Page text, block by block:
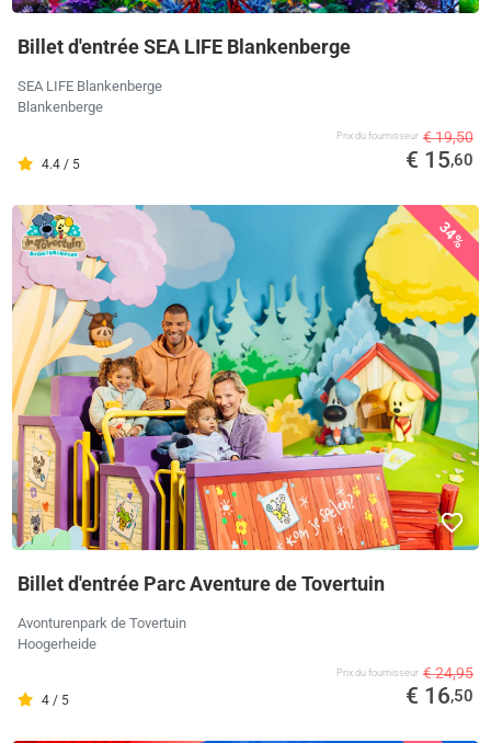
Billet d'entrée SEA LIFE Blankenberge
SEA LIFE Blankenberge
Blankenberge
4.4 / 5
Prix ​​du fournisseur € 19,50
€ 15,60
34%
Billet d'entrée Parc Aventure de Tovertuin
Avonturenpark de Tovertuin
Hoogerheide
4 / 5
Prix ​​du fournisseur € 24,95
€ 16,50